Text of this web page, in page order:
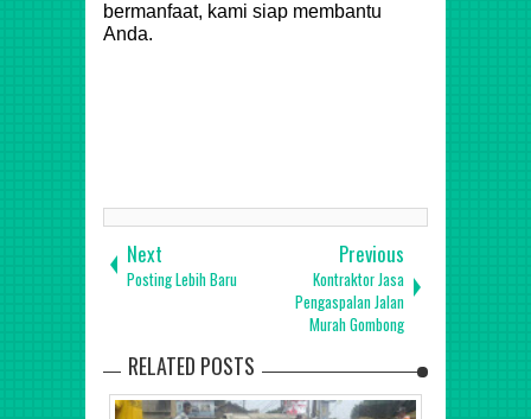
bermanfaat, kami siap membantu
Anda.
Next
Posting Lebih Baru
Previous
Kontraktor Jasa
Pengaspalan Jalan
Murah Gombong
RELATED POSTS